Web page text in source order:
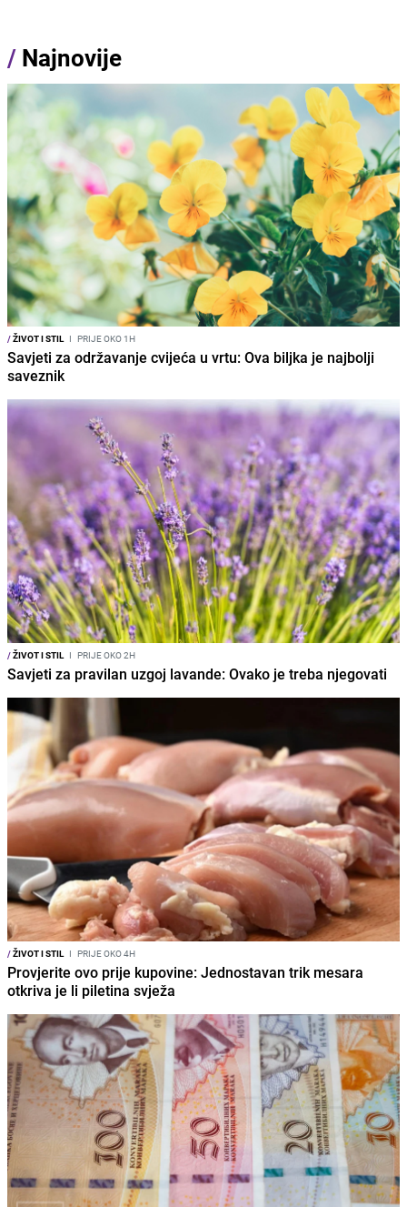
/ Najnovije
/ŽIVOT I STIL I PRIJE OKO 1H
Savjeti za održavanje cvijeća u vrtu: Ova biljka je najbolji
saveznik
/ŽIVOT I STIL I PRIJE OKO 2H
Savjeti za pravilan uzgoj lavande: Ovako je treba njegovati
/ŽIVOT I STIL I PRIJE OKO 4H
Provjerite ovo prije kupovine: Jednostavan trik mesara
otkriva je li piletina svježa